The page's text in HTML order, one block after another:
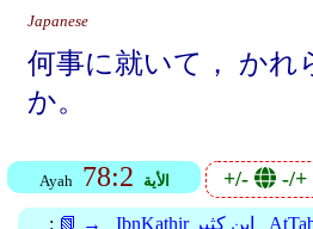
Japanese
何事に就いて， かれ
か。
Ayah 78:2 الأية +/- -/+
: 📗 → IbnKathir ابن كثير